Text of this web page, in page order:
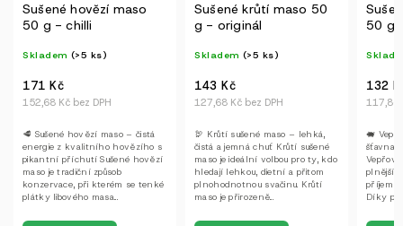
čistá
s
hovězí
tenké
Sušené krůtí maso 50
g - originál
Skladem
127,68 Kč bez DPH
🦃 Krůtí sušené maso – lehká,
čistá a jemná chuť Krůtí sušené
maso je ideální volbou pro ty, kdo
hledají lehkou, dietní a přitom
plnohodnotnou svačinu. Krůtí
maso je přirozeně...
Sušené vepřové maso
50 g - originál
Skladem
117,86 Kč bez DPH
🐖 Vepřové sušené maso –
šťavnaté, výrazné a poctivé
Vepřové sušené maso nabízí
plnější, výraznější chuť a
příjemně šťavnatou strukturu.
Díky pečlivému výběru libových